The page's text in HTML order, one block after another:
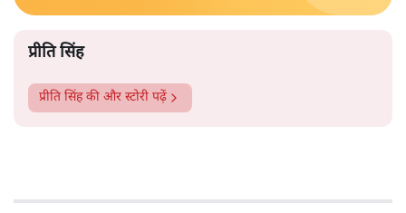
प्रीति सिंह
प्रीति सिंहकी और स्टोरी पढ़ें